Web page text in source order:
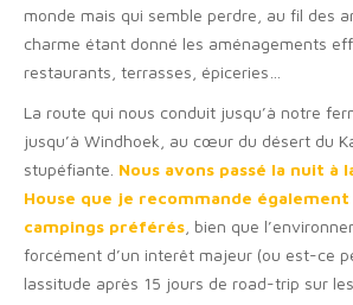
monde mais qui semble perdre, au fil des
charme étant donné les aménagements
restaurants, terrasses, épiceries…
La route qui nous conduit jusqu’à notre
jusqu’à Windhoek, au cœur du désert du
stupéfiante. Nous avons passé la nuit à
House que je recommande également
campings préférés , bien que
forcément d’un interêt majeur (ou est-ce
lassitude après 15 jours de road-trip sur